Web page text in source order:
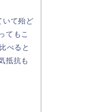
いて殆ど
てもこ
べると
抵抗も